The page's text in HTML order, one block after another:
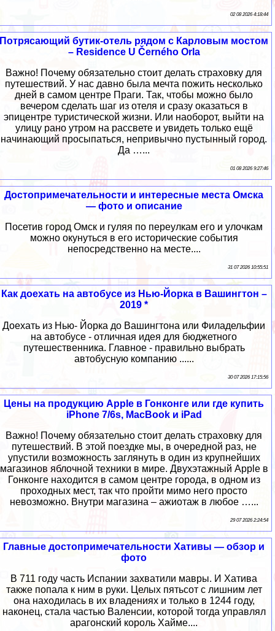
02 08 2026 4:18:44
Потрясающий бутик-отель рядом с Карловым мостом
– Residence U Černého Orla
Важно! Почему обязательно стоит делать страховку для
путешествий. У нас давно была мечта пожить несколько
дней в самом центре Праги. Так, чтобы можно было
вечером сделать шаг из отеля и сразу оказаться в
эпицентре туристической жизни. Или наоборот, выйти на
улицу рано утром на рассвете и увидеть только ещё
начинающий просыпаться, непривычно пустынный город.
Да …...
01 08 2026 9:27:46
Достопримечательности и интересные места Омска
— фото и описание
Посетив город Омск и гуляя по переулкам его и улочкам
можно окунуться в его исторические события
непосредственно на месте....
31 07 2026 10:55:51
Как доехать на автобусе из Нью-Йорка в Вашингтон –
2019 *
Доехать из Нью- Йорка до Вашингтона или Филадельфии
на автобусе - отличная идея для бюджетного
путешественника. Главное - правильно выбрать
автобусную компанию ......
30 07 2026 17:15:56
Цены на продукцию Apple в Гонконге или где купить
iPhone 7/6s, MacBook и iPad
Важно! Почему обязательно стоит делать страховку для
путешествий. В этой поездке мы, в очередной раз, не
упустили возможность заглянуть в один из крупнейших
магазинов яблочной техники в мире. Двухэтажный Apple в
Гонконге находится в самом центре города, в одном из
проходных мест, так что пройти мимо него просто
невозможно. Внутри магазина – ажиотаж в любое …...
29 07 2026 2:24:54
Главные достопримечательности Хативы — обзор и
фото
В 711 году часть Испании захватили мавры. И Хатива
также попала к ним в руки. Целых пятьсот с лишним лет
она находилась в их владениях и только в 1244 году,
наконец, стала частью Валенсии, которой тогда управлял
арагонский король Хайме....